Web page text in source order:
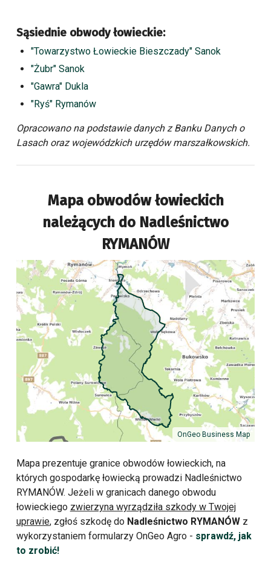
Mapa obwodów łowieckich
należących do Nadleśnictwo
RYMANÓW
OnGeo Business Map
Mapa prezentuje granice obwodów łowieckich, na
których gospodarkę łowiecką prowadzi Nadleśnictwo
RYMANÓW. Jeżeli w granicach danego obwodu
łowieckiego zwierzyna wyrządziła szkody w Twojej
uprawie, zgłoś szkodę do Nadleśnictwo RYMANÓWz
wykorzystaniem formularzy OnGeo Agro - sprawdź, jak
to zrobić!
Sąsiednie obwody łowieckie:
"Towarzystwo Łowieckie Bieszczady" Sanok
"Żubr" Sanok
"Gawra" Dukla
"Ryś" Rymanów
Opracowano na podstawie danych z Banku Danych o
Lasach oraz wojewódzkich urzędów marszałkowskich.